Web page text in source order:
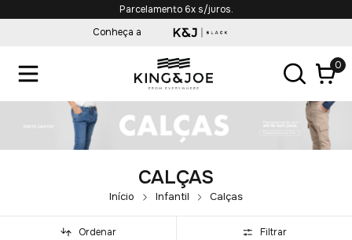
Parcelamento 6x s/juros.
Conheça a
0
CALÇAS
Início Infantil Calças
Ordenar Filtrar